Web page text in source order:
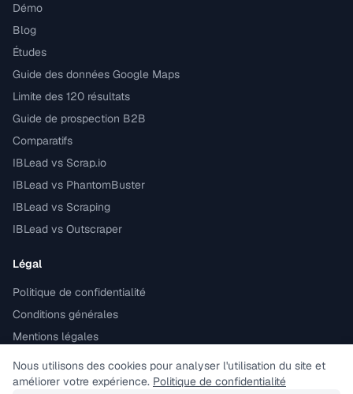
Démo
Blog
Études
Guide des données Google Maps
Limite des 120 résultats
Guide de prospection B2B
Comparatifs
IBLead vs Scrap.io
IBLead vs PhantomBuster
IBLead vs Scraping
IBLead vs Outscraper
Légal
Politique de confidentialité
Conditions générales
Mentions légales
Conforme RGPD
Nous utilisons des cookies pour analyser l'utilisation du site et
améliorer votre expérience. Politique de confidentialité